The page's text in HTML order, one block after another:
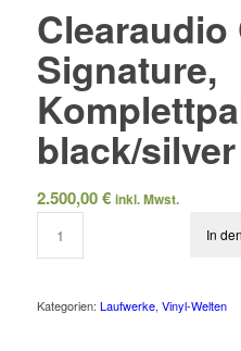
Signature,
black/silver
2.500,00€ inkl. Mwst.
In
Kategorien: Laufwerke, Vinyl-Welten